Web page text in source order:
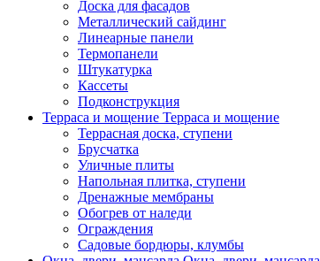
Доска для фасадов
Металлический сайдинг
Линеарные панели
Термопанели
Штукатурка
Кассеты
Подконструкция
Терраса и мощение Терраса и мощение
Террасная доска, ступени
Брусчатка
Уличные плиты
Напольная плитка, ступени
Дренажные мембраны
Обогрев от наледи
Ограждения
Садовые бордюры, клумбы